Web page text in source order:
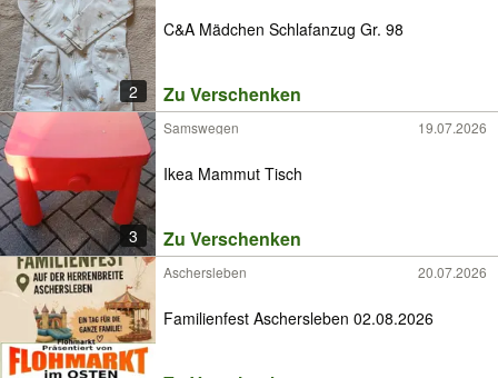
2
C&A Mädchen Schlafanzug Gr. 98
Zu Verschenken
3
Samswegen 19.07.2026
Ikea Mammut Tisch
Zu Verschenken
Aschersleben 20.07.2026
Familienfest Aschersleben 02.08.2026